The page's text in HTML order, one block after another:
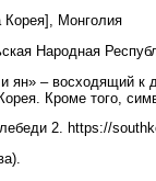
Корея], Монголия
Народная
– восходящий к
Кроме того,
2. https://